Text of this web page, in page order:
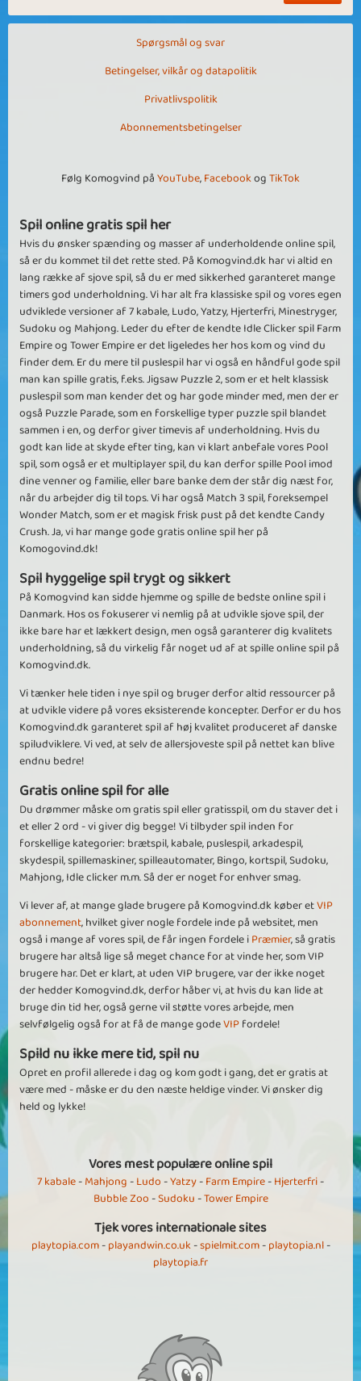
Spørgsmål og svar
Betingelser, vilkår og datapolitik
Privatlivspolitik
Abonnementsbetingelser
Følg Komogvind påYouTube,FacebookogTikTok
Spil online gratis spil her
Hvis du ønsker spænding og masser af underholdende online spil,
så er du kommet til det rette sted. På Komogvind.dk har vi altid en
lang række af sjove spil, så du er med sikkerhed garanteret mange
timers god underholdning. Vi har alt fra klassiske spil og vores egen
udviklede versioner af 7 kabale, Ludo, Yatzy, Hjerterfri, Minestryger,
Sudoku og Mahjong. Leder du efter de kendte Idle Clicker spil Farm
Empire og Tower Empire er det ligeledes her hos kom og vind du
finder dem. Er du mere til puslespil har vi også en håndful gode spil
man kan spille gratis, f.eks. Jigsaw Puzzle 2, som er et helt klassisk
puslespil som man kender det og har gode minder med, men der er
også Puzzle Parade, som en forskellige typer puzzle spil blandet
sammen i en, og derfor giver timevis af underholdning. Hvis du
godt kan lide at skyde efter ting, kan vi klart anbefale vores Pool
spil, som også er et multiplayer spil, du kan derfor spille Pool imod
dine venner og familie, eller bare banke dem der står dig næst for,
når du arbejder dig til tops. Vi har også Match 3 spil, foreksempel
Wonder Match, som er et magisk frisk pust på det kendte Candy
Crush. Ja, vi har mange gode gratis online spil her på
Komogovind.dk!
Spil hyggelige spil trygt og sikkert
På Komogvind kan sidde hjemme og spille de bedste online spil i
Danmark. Hos os fokuserer vi nemlig på at udvikle sjove spil, der
ikke bare har et lækkert design, men også garanterer dig kvalitets
underholdning, så du virkelig får noget ud af at spille online spil på
Komogvind.dk.
Vi tænker hele tiden i nye spil og bruger derfor altid ressourcer på
at udvikle videre på vores eksisterende koncepter. Derfor er du hos
Komogvind.dk garanteret spil af høj kvalitet produceret af danske
spiludviklere. Vi ved, at selv de allersjoveste spil på nettet kan blive
endnu bedre!
Gratis online spil for alle
Du drømmer måske om gratis spil eller gratisspil, om du staver det i
et eller 2 ord - vi giver dig begge! Vi tilbyder spil inden for
forskellige kategorier: brætspil, kabale, puslespil, arkadespil,
skydespil, spillemaskiner, spilleautomater, Bingo, kortspil, Sudoku,
Mahjong, Idle clicker m.m. Så der er noget for enhver smag.
Vi lever af, at mange glade brugere på Komogvind.dk køber etVIP
abonnement, hvilket giver nogle fordele inde på websitet, men
også i mange af vores spil, de får ingen fordele iPræmier, så gratis
brugere har altså lige så meget chance for at vinde her, som VIP
brugere har. Det er klart, at uden VIP brugere, var der ikke noget
der hedder Komogvind.dk, derfor håber vi, at hvis du kan lide at
bruge din tid her, også gerne vil støtte vores arbejde, men
selvfølgelig også for at få de mange godeVIPfordele!
Spild nu ikke mere tid, spil nu
Opret en profil allerede i dag og kom godt i gang, det er gratis at
være med - måske er du den næste heldige vinder. Vi ønsker dig
held og lykke!
Vores mest populære online spil
7 kabale-Mahjong-Ludo-Yatzy-Farm Empire-Hjerterfri-
Bubble Zoo-Sudoku-Tower Empire
Tjek vores internationale sites
playtopia.com-playandwin.co.uk-spielmit.com-playtopia.nl-
playtopia.fr